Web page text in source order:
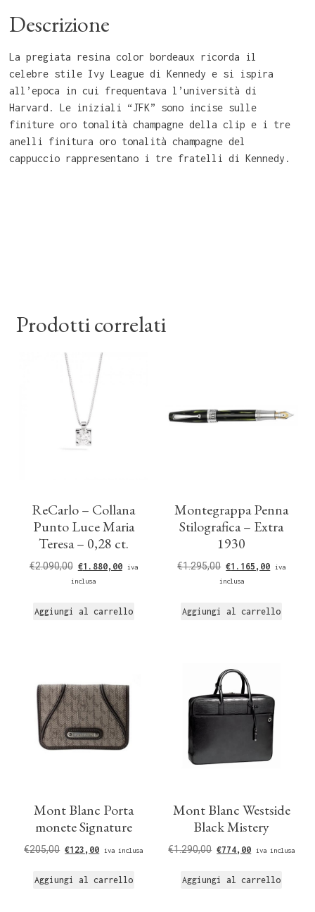
Descrizione
La pregiata resina color bordeaux ricorda il
celebre stile Ivy League di Kennedy e si ispira
all’epoca in cui frequentava l’università di
Harvard. Le iniziali “JFK” sono incise sulle
finiture oro tonalità champagne della clip e i tre
anelli finitura oro tonalità champagne del
cappuccio rappresentano i tre fratelli di Kennedy.
Prodotti correlati
ReCarlo – Collana
Punto Luce Maria
Teresa – 0,28 ct.
€2.090,00 €1.880,00
iva
inclusa
Aggiungi al carrello
Montegrappa Penna
Stilografica – Extra
1930
€1.295,00 €1.165,00
iva
inclusa
Aggiungi al carrello
Mont Blanc Porta
monete Signature
€205,00 €123,00 iva inclusa
Aggiungi al carrello
Mont Blanc Westside
Black Mistery
€1.290,00 €774,00 iva inclusa
Aggiungi al carrello